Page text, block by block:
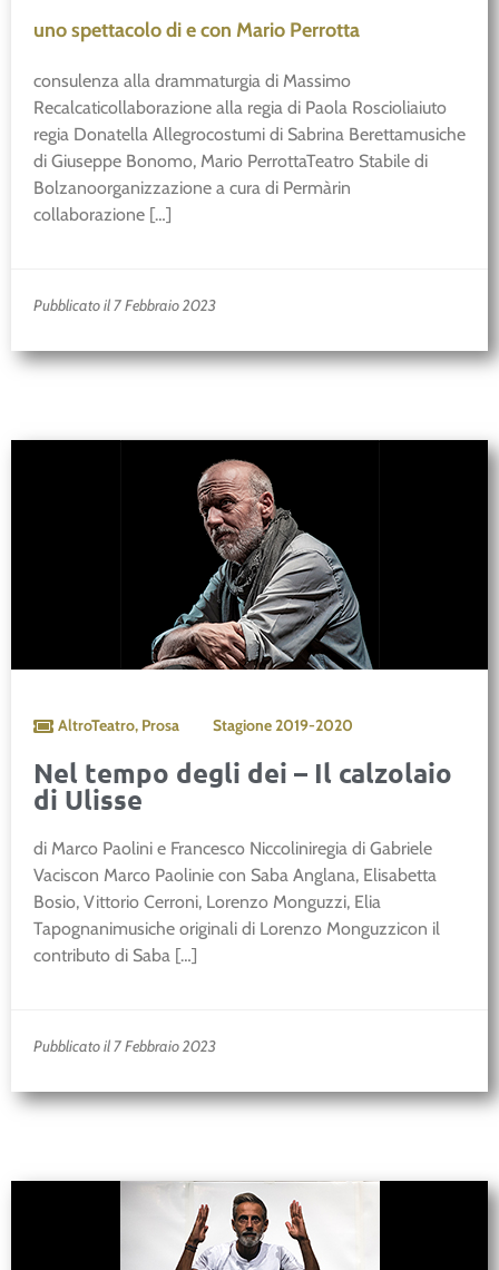
uno spettacolo di e con Mario Perrotta
consulenza alla drammaturgia di Massimo
Recalcaticollaborazione alla regia di Paola Roscioliaiuto
regia Donatella Allegrocostumi di Sabrina Berettamusiche
di Giuseppe Bonomo, Mario PerrottaTeatro Stabile di
Bolzanoorganizzazione a cura di Permàrin
collaborazione […]
Pubblicato il 7 Febbraio 2023
AltroTeatro, Prosa Stagione2019-2020
Nel tempo degli dei – Il calzolaio
di Ulisse
di Marco Paolini e Francesco Niccoliniregia di Gabriele
Vaciscon Marco Paolinie con Saba Anglana, Elisabetta
Bosio, Vittorio Cerroni, Lorenzo Monguzzi, Elia
Tapognanimusiche originali di Lorenzo Monguzzicon il
contributo di Saba […]
Pubblicato il 7 Febbraio 2023